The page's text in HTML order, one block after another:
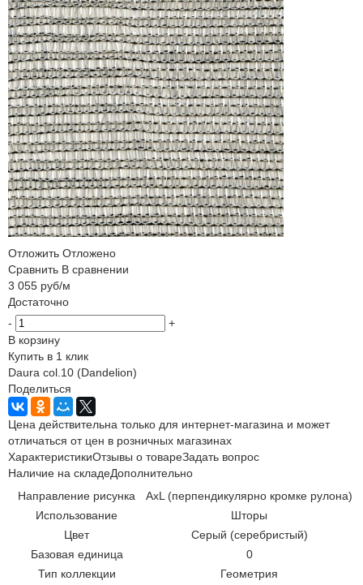
Отложить Отложено
Сравнить В сравнении
3 055 руб/м
Достаточно
-
+
В корзину
Купить в 1 клик
Daura col.10 (Dandelion)
Поделиться
Цена действительна только для интернет-магазина и может
отличаться от цен в розничных магазинах
ХарактеристикиОтзывы о товареЗадать вопрос
Наличие на складеДополнительно
Направление рисунка
AxL (перпендикулярно кромке рулона)
Использование
Шторы
Цвет
Серый (серебристый)
Базовая единица
0
Тип коллекции
Геометрия